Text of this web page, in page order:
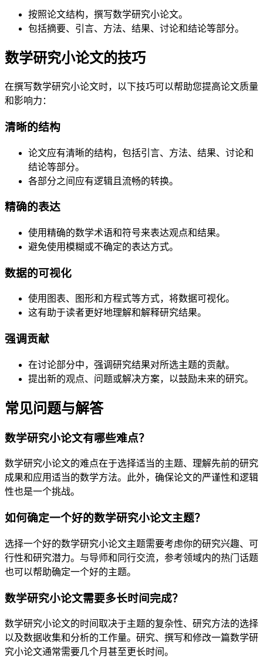
按照论文结构，撰写数学研究小论文。
包括摘要、引言、方法、结果、讨论和结论等部分。
数学研究小论文的技巧
在撰写数学研究小论文时，以下技巧可以帮助您提高论文质量
和影响力：
清晰的结构
论文应有清晰的结构，包括引言、方法、结果、讨论和
结论等部分。
各部分之间应有逻辑且流畅的转换。
精确的表达
使用精确的数学术语和符号来表达观点和结果。
避免使用模糊或不确定的表达方式。
数据的可视化
使用图表、图形和方程式等方式，将数据可视化。
这有助于读者更好地理解和解释研究结果。
强调贡献
在讨论部分中，强调研究结果对所选主题的贡献。
提出新的观点、问题或解决方案，以鼓励未来的研究。
常见问题与解答
数学研究小论文有哪些难点？
数学研究小论文的难点在于选择适当的主题、理解先前的研究
成果和应用适当的数学方法。此外，确保论文的严谨性和逻辑
性也是一个挑战。
如何确定一个好的数学研究小论文主题？
选择一个好的数学研究小论文主题需要考虑你的研究兴趣、可
行性和研究潜力。与导师和同行交流，参考领域内的热门话题
也可以帮助确定一个好的主题。
数学研究小论文需要多长时间完成？
数学研究小论文的时间取决于主题的复杂性、研究方法的选择
以及数据收集和分析的工作量。研究、撰写和修改一篇数学研
究小论文通常需要几个月甚至更长时间。